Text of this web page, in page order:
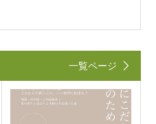
一覧ページ